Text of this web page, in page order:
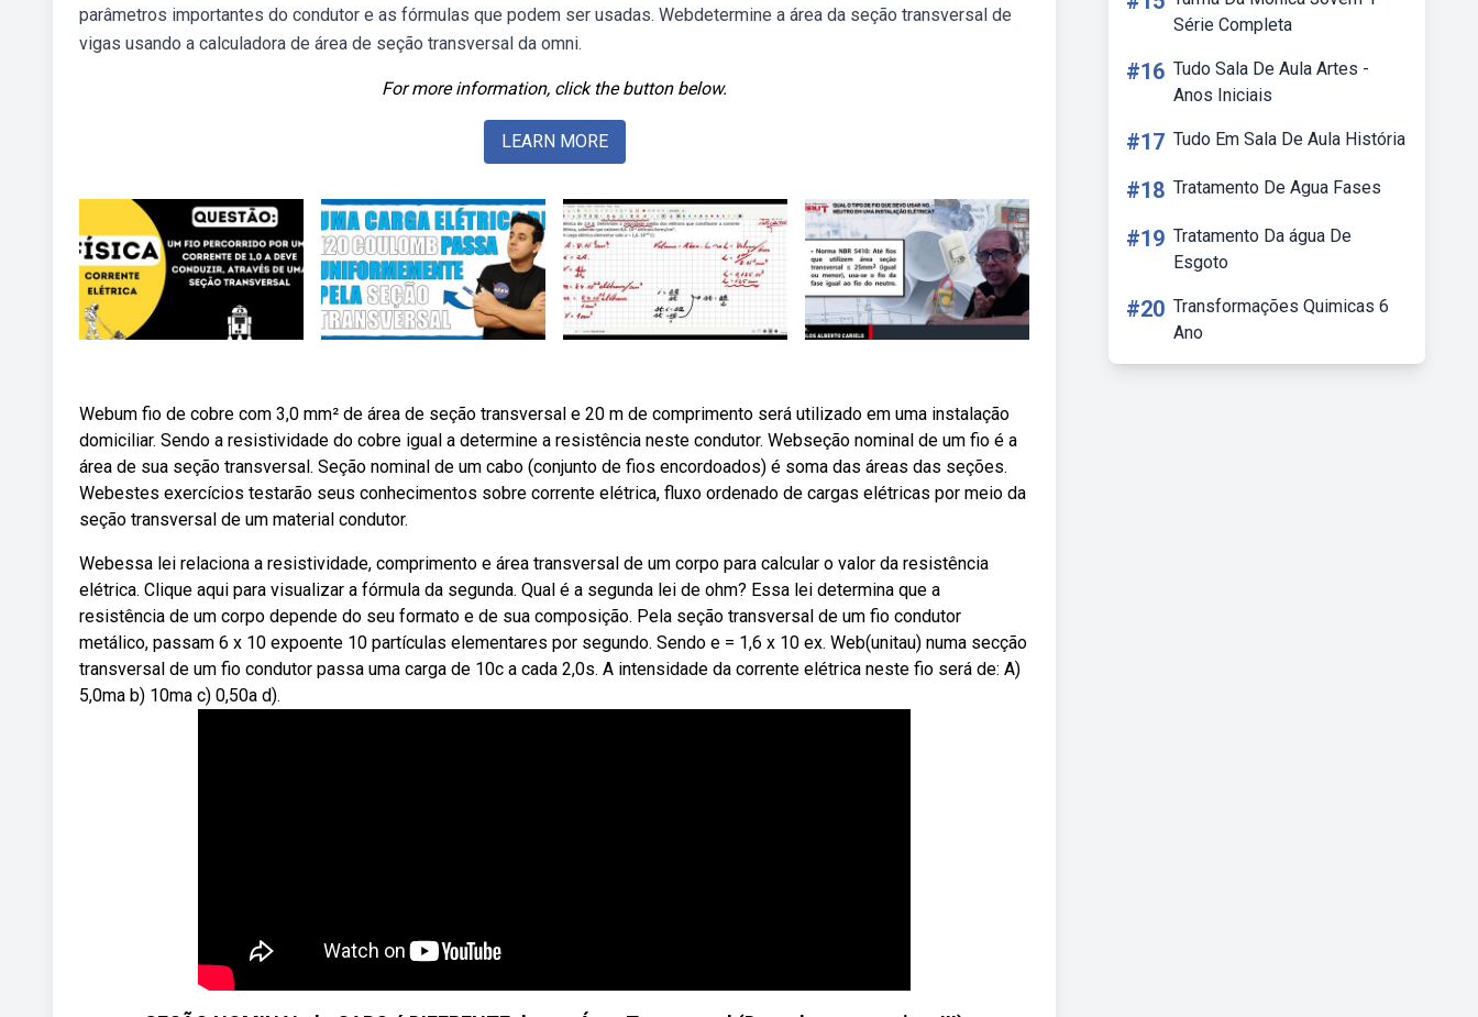
parâmetros importantes do condutor e as fórmulas que podem ser usadas. Webdetermine a área da seção transversal de
vigas usando a calculadora de área de seção transversal da omni.
For more information, click the button below.
LEARN MORE
Webum fio de cobre com 3,0 mm² de área de seção transversal e 20 m de comprimento será utilizado em uma instalação
domiciliar. Sendo a resistividade do cobre igual a determine a resistência neste condutor. Webseção nominal de um fio é a
área de sua seção transversal. Seção nominal de um cabo (conjunto de fios encordoados) é soma das áreas das seções.
Webestes exercícios testarão seus conhecimentos sobre corrente elétrica, fluxo ordenado de cargas elétricas por meio da
seção transversal de um material condutor.
Webessa lei relaciona a resistividade, comprimento e área transversal de um corpo para calcular o valor da resistência
elétrica. Clique aqui para visualizar a fórmula da segunda. Qual é a segunda lei de ohm? Essa lei determina que a
resistência de um corpo depende do seu formato e de sua composição. Pela seção transversal de um fio condutor
metálico, passam 6 x 10 expoente 10 partículas elementares por segundo. Sendo e = 1,6 x 10 ex. Web(unitau) numa secção
transversal de um fio condutor passa uma carga de 10c a cada 2,0s. A intensidade da corrente elétrica neste fio será de: A)
5,0ma b) 10ma c) 0,50a d).
Série Completa
#16 Tudo Sala De Aula Artes -
Anos Iniciais
#17 Tudo Em Sala De Aula História
#18 Tratamento De Agua Fases
#19 Tratamento Da água De
Esgoto
#20 Transformações Quimicas 6
Ano